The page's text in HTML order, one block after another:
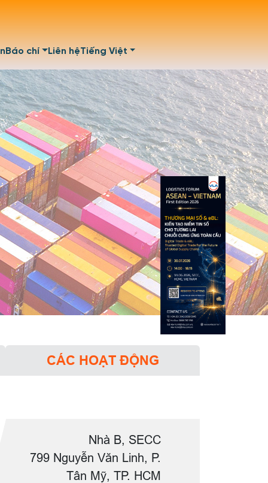
Báo chí Liên hệTiếng Việt
CÁC HOẠT ĐỘNG
Nhà B, SECC
799 Nguyễn Văn Linh, P.
Tân Mỹ, TP. HCM